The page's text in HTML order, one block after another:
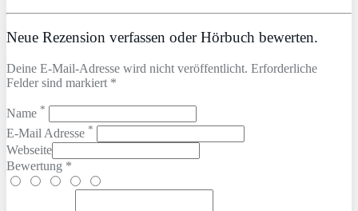
Neue Rezension verfassen oder Hörbuch bewerten.
Deine E-Mail-Adresse wird nicht veröffentlicht. Erforderliche
Felder sind markiert *
Name *
E-Mail Adresse *
Webseite
Bewertung *